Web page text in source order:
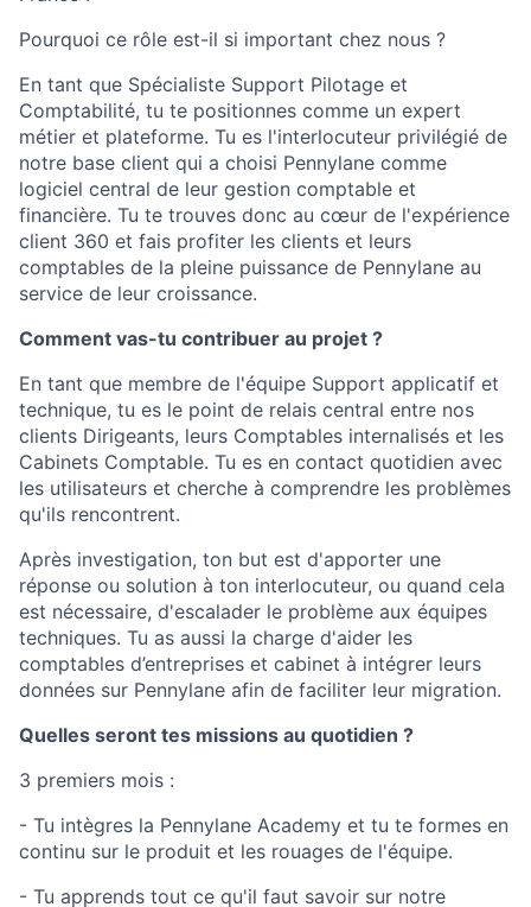
Pourquoi ce rôle est-il si important chez nous ?
En tant que Spécialiste Support Pilotage et
Comptabilité, tu te positionnes comme un expert
métier et plateforme. Tu es l'interlocuteur privilégié de
notre base client qui a choisi Pennylane comme
logiciel central de leur gestion comptable et
financière. Tu te trouves donc au cœur de l'expérience
client 360 et fais profiter les clients et leurs
comptables de la pleine puissance de Pennylane au
service de leur croissance.
Comment vas-tu contribuer au projet ?
En tant que membre de l'équipe Support applicatif et
technique, tu es le point de relais central entre nos
clients Dirigeants, leurs Comptables internalisés et les
Cabinets Comptable. Tu es en contact quotidien avec
les utilisateurs et cherche à comprendre les problèmes
qu'ils rencontrent.
Après investigation, ton but est d'apporter une
réponse ou solution à ton interlocuteur, ou quand cela
est nécessaire, d'escalader le problème aux équipes
techniques. Tu as aussi la charge d'aider les
comptables d’entreprises et cabinet à intégrer leurs
données sur Pennylane afin de faciliter leur migration.
Quelles seront tes missions au quotidien ?
3 premiers mois :
- Tu intègres la Pennylane Academy et tu te formes en
continu sur le produit et les rouages de l'équipe.
- Tu apprends tout ce qu'il faut savoir sur notre